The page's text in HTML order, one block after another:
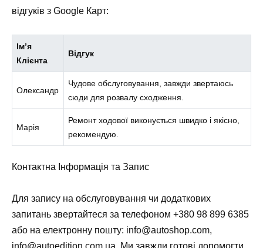
відгуків з Google Карт:
Ім’я
Клієнта
Відгук
Олександр
Чудове обслуговування, завжди звертаюсь
сюди для розвалу сходження.
Марія
Ремонт ходової виконується швидко і якісно,
рекомендую.
Контактна Інформація та Запис
Для запису на обслуговування чи додаткових
запитань звертайтеся за телефоном +380 98 899 6385
або на електронну пошту: info@autoshop.com,